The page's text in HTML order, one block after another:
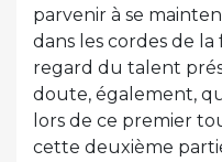
parvenir à se
dans les cordes de
regard du talent
doute, également,
lors de ce premier
cette deuxième